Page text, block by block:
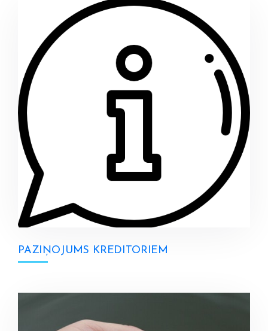
PAZIŅOJUMS KREDITORIEM